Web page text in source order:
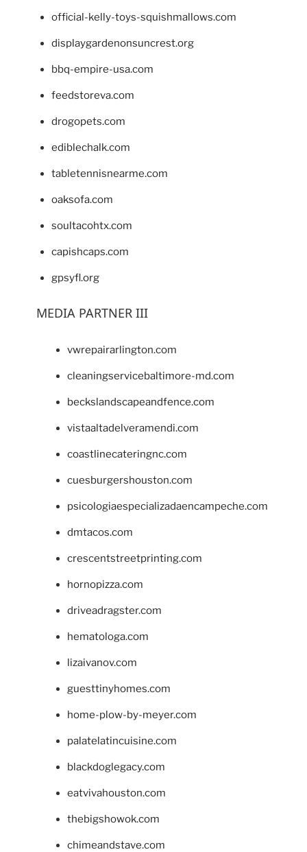
official-kelly-toys-squishmallows.com
displaygardenonsuncrest.org
bbq-empire-usa.com
feedstoreva.com
drogopets.com
ediblechalk.com
tabletennisnearme.com
oaksofa.com
soultacohtx.com
capishcaps.com
gpsyfl.org
MEDIA PARTNER III
vwrepairarlington.com
cleaningservicebaltimore-md.com
beckslandscapeandfence.com
vistaaltadelveramendi.com
coastlinecateringnc.com
cuesburgershouston.com
psicologiaespecializadaencampeche.com
dmtacos.com
crescentstreetprinting.com
hornopizza.com
driveadragster.com
hematologa.com
lizaivanov.com
guesttinyhomes.com
home-plow-by-meyer.com
palatelatincuisine.com
blackdoglegacy.com
eatvivahouston.com
thebigshowok.com
chimeandstave.com